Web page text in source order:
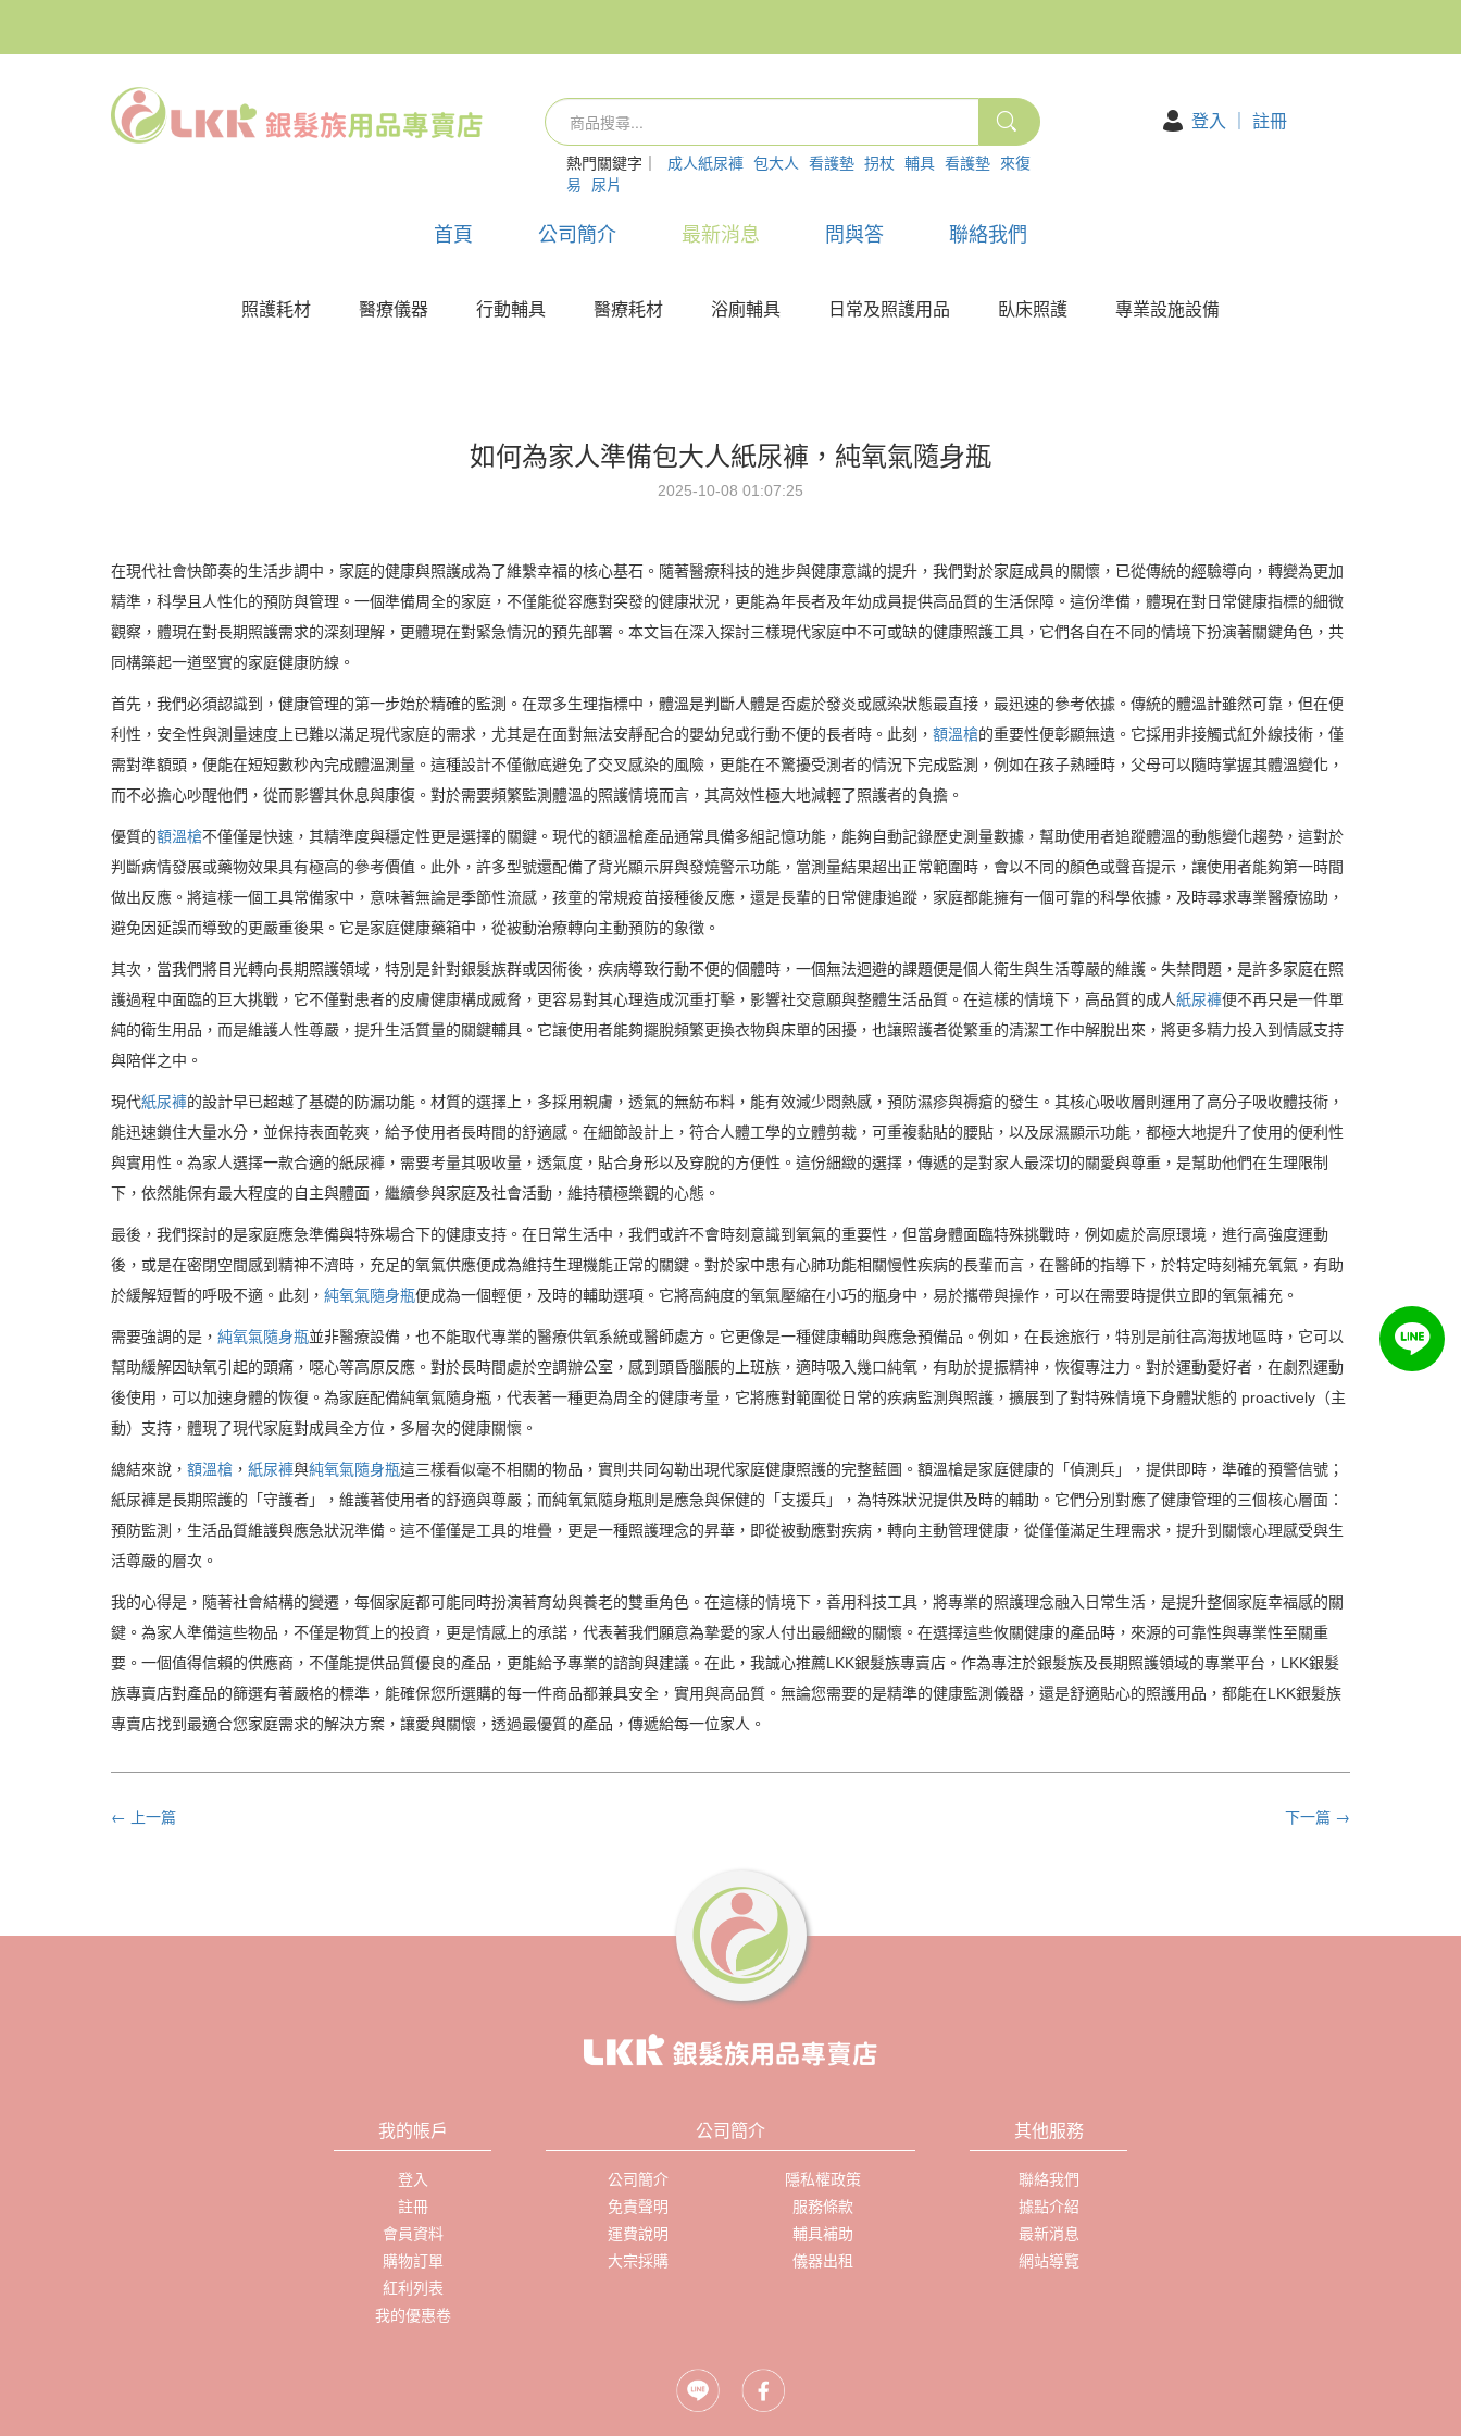
熱門關鍵字｜ 成人紙尿褲 包大人 看護墊 拐杖 輔具 看護墊 來復
易 尿片
登入 ｜ 註冊
首頁 公司簡介 最新消息 問與答 聯絡我們
照護耗材 醫療儀器 行動輔具 醫療耗材 浴廁輔具 日常及照護用品 臥床照護 專業設施設備
如何為家人準備包大人紙尿褲，純氧氣隨身瓶
2025-10-08 01:07:25
在現代社會快節奏的生活步調中，家庭的健康與照護成為了維繫幸福的核心基石。隨著醫療科技的進步與健康意識的提升，我們對於家庭成員的關懷，已從傳統的經驗導向，轉變為更加
精準，科學且人性化的預防與管理。一個準備周全的家庭，不僅能從容應對突發的健康狀況，更能為年長者及年幼成員提供高品質的生活保障。這份準備，體現在對日常健康指標的細微
觀察，體現在對長期照護需求的深刻理解，更體現在對緊急情況的預先部署。本文旨在深入探討三樣現代家庭中不可或缺的健康照護工具，它們各自在不同的情境下扮演著關鍵角色，共
同構築起一道堅實的家庭健康防線。
首先，我們必須認識到，健康管理的第一步始於精確的監測。在眾多生理指標中，體溫是判斷人體是否處於發炎或感染狀態最直接，最迅速的參考依據。傳統的體溫計雖然可靠，但在便
利性，安全性與測量速度上已難以滿足現代家庭的需求，尤其是在面對無法安靜配合的嬰幼兒或行動不便的長者時。此刻， 額溫槍的重要性便彰顯無遺。它採用非接觸式紅外線技術，僅
需對準額頭，便能在短短數秒內完成體溫測量。這種設計不僅徹底避免了交叉感染的風險，更能在不驚擾受測者的情況下完成監測，例如在孩子熟睡時，父母可以隨時掌握其體溫變化，
而不必擔心吵醒他們，從而影響其休息與康復。對於需要頻繁監測體溫的照護情境而言，其高效性極大地減輕了照護者的負擔。
優質的額溫槍不僅僅是快速，其精準度與穩定性更是選擇的關鍵。現代的額溫槍產品通常具備多組記憶功能，能夠自動記錄歷史測量數據，幫助使用者追蹤體溫的動態變化趨勢，這對於
判斷病情發展或藥物效果具有極高的參考價值。此外，許多型號還配備了背光顯示屏與發燒警示功能，當測量結果超出正常範圍時，會以不同的顏色或聲音提示，讓使用者能夠第一時間
做出反應。將這樣一個工具常備家中，意味著無論是季節性流感，孩童的常規疫苗接種後反應，還是長輩的日常健康追蹤，家庭都能擁有一個可靠的科學依據，及時尋求專業醫療協助，
避免因延誤而導致的更嚴重後果。它是家庭健康藥箱中，從被動治療轉向主動預防的象徵。
其次，當我們將目光轉向長期照護領域，特別是針對銀髮族群或因術後，疾病導致行動不便的個體時，一個無法迴避的課題便是個人衛生與生活尊嚴的維護。失禁問題，是許多家庭在照
護過程中面臨的巨大挑戰，它不僅對患者的皮膚健康構成威脅，更容易對其心理造成沉重打擊，影響社交意願與整體生活品質。在這樣的情境下，高品質的成人紙尿褲便不再只是一件單
純的衛生用品，而是維護人性尊嚴，提升生活質量的關鍵輔具。它讓使用者能夠擺脫頻繁更換衣物與床單的困擾，也讓照護者從繁重的清潔工作中解脫出來，將更多精力投入到情感支持
與陪伴之中。
現代紙尿褲的設計早已超越了基礎的防漏功能。材質的選擇上，多採用親膚，透氣的無紡布料，能有效減少悶熱感，預防濕疹與褥瘡的發生。其核心吸收層則運用了高分子吸收體技術，
能迅速鎖住大量水分，並保持表面乾爽，給予使用者長時間的舒適感。在細節設計上，符合人體工學的立體剪裁，可重複黏貼的腰貼，以及尿濕顯示功能，都極大地提升了使用的便利性
與實用性。為家人選擇一款合適的紙尿褲，需要考量其吸收量，透氣度，貼合身形以及穿脫的方便性。這份細緻的選擇，傳遞的是對家人最深切的關愛與尊重，是幫助他們在生理限制
下，依然能保有最大程度的自主與體面，繼續參與家庭及社會活動，維持積極樂觀的心態。
最後，我們探討的是家庭應急準備與特殊場合下的健康支持。在日常生活中，我們或許不會時刻意識到氧氣的重要性，但當身體面臨特殊挑戰時，例如處於高原環境，進行高強度運動
後，或是在密閉空間感到精神不濟時，充足的氧氣供應便成為維持生理機能正常的關鍵。對於家中患有心肺功能相關慢性疾病的長輩而言，在醫師的指導下，於特定時刻補充氧氣，有助
於緩解短暫的呼吸不適。此刻， 純氧氣隨身瓶便成為一個輕便，及時的輔助選項。它將高純度的氧氣壓縮在小巧的瓶身中，易於攜帶與操作，可以在需要時提供立即的氧氣補充。
需要強調的是， 純氧氣隨身瓶並非醫療設備，也不能取代專業的醫療供氧系統或醫師處方。它更像是一種健康輔助與應急預備品。例如，在長途旅行，特別是前往高海拔地區時，它可以
幫助緩解因缺氧引起的頭痛，噁心等高原反應。對於長時間處於空調辦公室，感到頭昏腦脹的上班族，適時吸入幾口純氧，有助於提振精神，恢復專注力。對於運動愛好者，在劇烈運動
後使用，可以加速身體的恢復。為家庭配備純氧氣隨身瓶，代表著一種更為周全的健康考量，它將應對範圍從日常的疾病監測與照護，擴展到了對特殊情境下身體狀態的 proactively（主
動）支持，體現了現代家庭對成員全方位，多層次的健康關懷。
總結來說， 額溫槍 ， 紙尿褲與純氧氣隨身瓶這三樣看似毫不相關的物品，實則共同勾勒出現代家庭健康照護的完整藍圖。額溫槍是家庭健康的「偵測兵」，提供即時，準確的預警信號；
紙尿褲是長期照護的「守護者」，維護著使用者的舒適與尊嚴；而純氧氣隨身瓶則是應急與保健的「支援兵」，為特殊狀況提供及時的輔助。它們分別對應了健康管理的三個核心層面：
預防監測，生活品質維護與應急狀況準備。這不僅僅是工具的堆疊，更是一種照護理念的昇華，即從被動應對疾病，轉向主動管理健康，從僅僅滿足生理需求，提升到關懷心理感受與生
活尊嚴的層次。
我的心得是，隨著社會結構的變遷，每個家庭都可能同時扮演著育幼與養老的雙重角色。在這樣的情境下，善用科技工具，將專業的照護理念融入日常生活，是提升整個家庭幸福感的關
鍵。為家人準備這些物品，不僅是物質上的投資，更是情感上的承諾，代表著我們願意為摯愛的家人付出最細緻的關懷。在選擇這些攸關健康的產品時，來源的可靠性與專業性至關重
要。一個值得信賴的供應商，不僅能提供品質優良的產品，更能給予專業的諮詢與建議。在此，我誠心推薦LKK銀髮族專賣店。作為專注於銀髮族及長期照護領域的專業平台，LKK銀髮
族專賣店對產品的篩選有著嚴格的標準，能確保您所選購的每一件商品都兼具安全，實用與高品質。無論您需要的是精準的健康監測儀器，還是舒適貼心的照護用品，都能在LKK銀髮族
專賣店找到最適合您家庭需求的解決方案，讓愛與關懷，透過最優質的產品，傳遞給每一位家人。
← 上一篇 下一篇 →
我的帳戶
登入
註冊
會員資料
購物訂單
紅利列表
我的優惠卷
公司簡介
公司簡介
隱私權政策
免責聲明
服務條款
運費說明
輔具補助
大宗採購
儀器出租
其他服務
聯絡我們
據點介紹
最新消息
網站導覽